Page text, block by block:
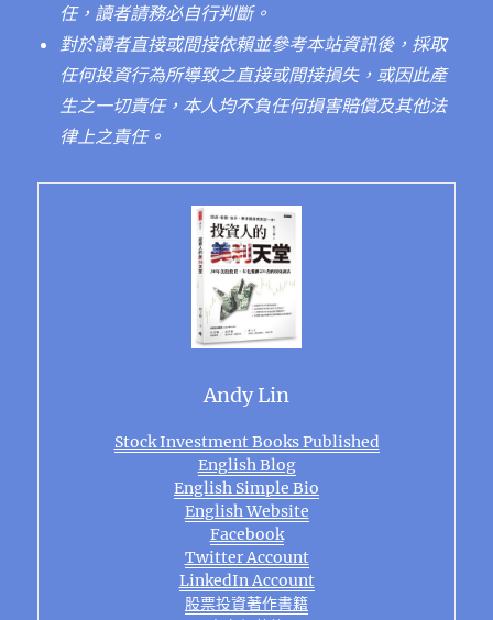
任，讀者請務必自行判斷。
對於讀者直接或間接依賴並參考本站資訊後，採取
任何投資行為所導致之直接或間接損失，或因此產
生之一切責任，本人均不負任何損害賠償及其他法
律上之責任。
Andy Lin
Stock Investment Books Published
English Blog
English Simple Bio
English Website
Facebook
Twitter Account
LinkedIn Account
股票投資著作書籍